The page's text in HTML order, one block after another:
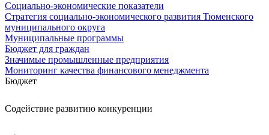
Социально-экономические показатели
Стратегия социально-экономического развития Тюменского
муниципального округа
Муниципальные программы
Бюджет для граждан
Значимые промышленные предприятия
Мониторинг качества финансового менеджмента
Бюджет
Содействие развитию конкуренции